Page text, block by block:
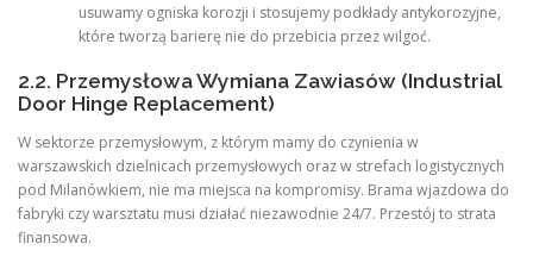
usuwamy ogniska korozji i stosujemy podkłady antykorozyjne,
które tworzą barierę nie do przebicia przez wilgoć.
2.2. Przemysłowa Wymiana Zawiasów (Industrial
Door Hinge Replacement)
W sektorze przemysłowym, z którym mamy do czynienia w
warszawskich dzielnicach przemysłowych oraz w strefach logistycznych
pod Milanówkiem, nie ma miejsca na kompromisy. Brama wjazdowa do
fabryki czy warsztatu musi działać niezawodnie 24/7. Przestój to strata
finansowa.